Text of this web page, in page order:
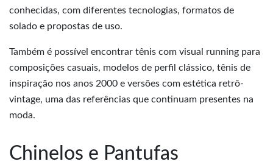
conhecidas, com diferentes tecnologias, formatos de
solado e propostas de uso.
Também é possível encontrar tênis com visual running para
composições casuais, modelos de perfil clássico, tênis de
inspiração nos anos 2000 e versões com estética retrô-
vintage, uma das referências que continuam presentes na
moda.
Chinelos e Pantufas